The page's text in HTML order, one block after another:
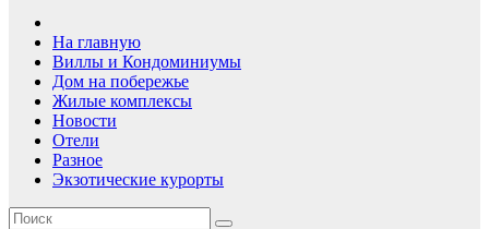
На главную
Виллы и Кондоминиумы
Дом на побережье
Жилые комплексы
Новости
Отели
Разное
Экзотические курорты